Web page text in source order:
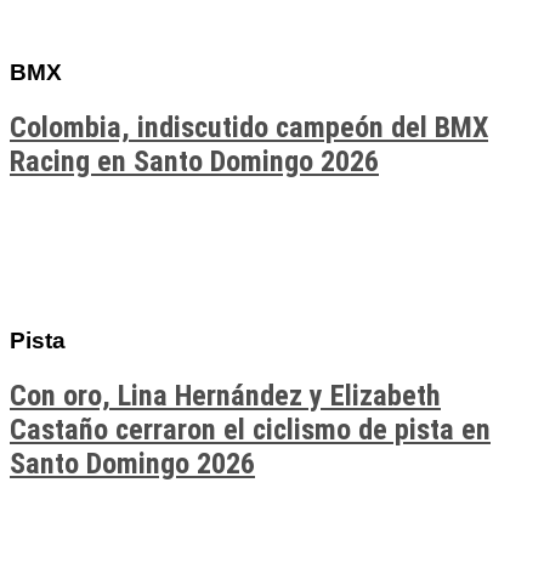
BMX
Colombia, indiscutido campeón del BMX
Racing en Santo Domingo 2026
Pista
Con oro, Lina Hernández y Elizabeth
Castaño cerraron el ciclismo de pista en
Santo Domingo 2026